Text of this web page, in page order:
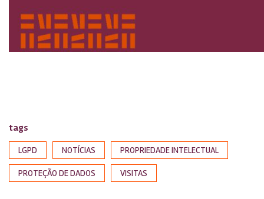
tags
LGPD NOTÍCIAS PROPRIEDADE INTELECTUAL
PROTEÇÃO DE DADOS VISITAS